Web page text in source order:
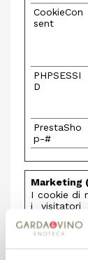
CookieCon
sent
PHPSESSI
D
PrestaSho
p-#
Marketing
I cookie di
i
valore per